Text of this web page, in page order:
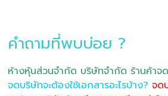
คำถามที่พบบ่อย ?
ห้างหุ้นส่วนจำกัด บริษัทจำกัด ร้านค้าจ
จดบริษัทจะต้องใช้เอกสารอะไรบ้าง? จด